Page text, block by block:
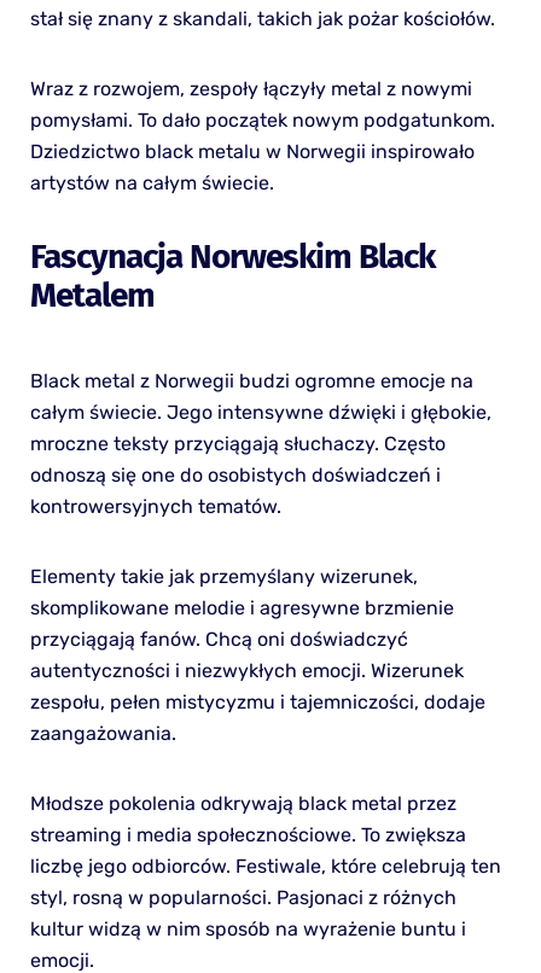
stał się znany z skandali, takich jak pożar kościołów.
Wraz z rozwojem, zespoły łączyły metal z nowymi
pomysłami. To dało początek nowym podgatunkom.
Dziedzictwo black metalu w Norwegii inspirowało
artystów na całym świecie.
Fascynacja Norweskim Black
Metalem
Black metal z Norwegii budzi ogromne emocje na
całym świecie. Jego intensywne dźwięki i głębokie,
mroczne teksty przyciągają słuchaczy. Często
odnoszą się one do osobistych doświadczeń i
kontrowersyjnych tematów.
Elementy takie jak przemyślany wizerunek,
skomplikowane melodie i agresywne brzmienie
przyciągają fanów. Chcą oni doświadczyć
autentyczności i niezwykłych emocji. Wizerunek
zespołu, pełen mistycyzmu i tajemniczości, dodaje
zaangażowania.
Młodsze pokolenia odkrywają black metal przez
streaming i media społecznościowe. To zwiększa
liczbę jego odbiorców. Festiwale, które celebrują ten
styl, rosną w popularności. Pasjonaci z różnych
kultur widzą w nim sposób na wyrażenie buntu i
emocji.